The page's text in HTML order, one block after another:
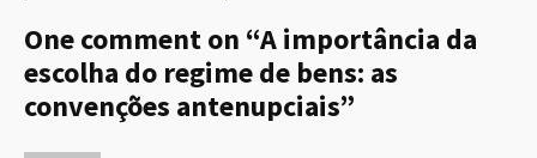
One comment on “A importância da
escolha do regime de bens: as
convenções antenupciais”